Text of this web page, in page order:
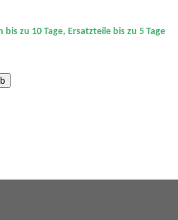
zu 10 Tage, Ersatzteile bis zu 5 Tage